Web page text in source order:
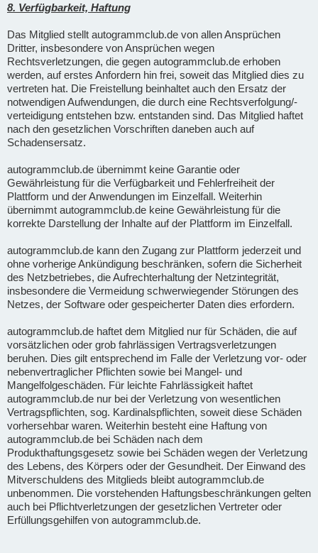
8. Verfügbarkeit, Haftung
Das Mitglied stellt autogrammclub.de von allen Ansprüchen
Dritter, insbesondere von Ansprüchen wegen
Rechtsverletzungen, die gegen autogrammclub.de erhoben
werden, auf erstes Anfordern hin frei, soweit das Mitglied dies zu
vertreten hat. Die Freistellung beinhaltet auch den Ersatz der
notwendigen Aufwendungen, die durch eine Rechtsverfolgung/-
verteidigung entstehen bzw. entstanden sind. Das Mitglied haftet
nach den gesetzlichen Vorschriften daneben auch auf
Schadensersatz.
autogrammclub.de übernimmt keine Garantie oder
Gewährleistung für die Verfügbarkeit und Fehlerfreiheit der
Plattform und der Anwendungen im Einzelfall. Weiterhin
übernimmt autogrammclub.de keine Gewährleistung für die
korrekte Darstellung der Inhalte auf der Plattform im Einzelfall.
autogrammclub.de kann den Zugang zur Plattform jederzeit und
ohne vorherige Ankündigung beschränken, sofern die Sicherheit
des Netzbetriebes, die Aufrechterhaltung der Netzintegrität,
insbesondere die Vermeidung schwerwiegender Störungen des
Netzes, der Software oder gespeicherter Daten dies erfordern.
autogrammclub.de haftet dem Mitglied nur für Schäden, die auf
vorsätzlichen oder grob fahrlässigen Vertragsverletzungen
beruhen. Dies gilt entsprechend im Falle der Verletzung vor- oder
nebenvertraglicher Pflichten sowie bei Mangel- und
Mangelfolgeschäden. Für leichte Fahrlässigkeit haftet
autogrammclub.de nur bei der Verletzung von wesentlichen
Vertragspflichten, sog. Kardinalspflichten, soweit diese Schäden
vorhersehbar waren. Weiterhin besteht eine Haftung von
autogrammclub.de bei Schäden nach dem
Produkthaftungsgesetz sowie bei Schäden wegen der Verletzung
des Lebens, des Körpers oder der Gesundheit. Der Einwand des
Mitverschuldens des Mitglieds bleibt autogrammclub.de
unbenommen. Die vorstehenden Haftungsbeschränkungen gelten
auch bei Pflichtverletzungen der gesetzlichen Vertreter oder
Erfüllungsgehilfen von autogrammclub.de.